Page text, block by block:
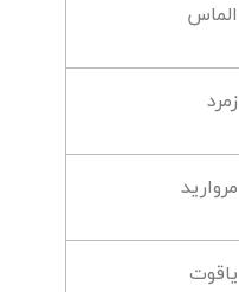
الماس
زمرد
مروارید
یاقوت